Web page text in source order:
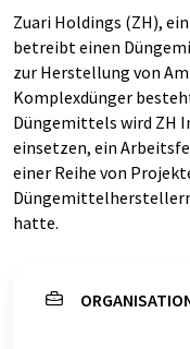
Zuari Holdings (ZH),
betreibt einen
zur Herstellung von
Komplexdünger
Düngemittels wird ZH
einsetzen, ein
einer Reihe von
hatte.